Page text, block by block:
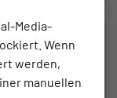
Media-
Wenn
werden,
manuellen